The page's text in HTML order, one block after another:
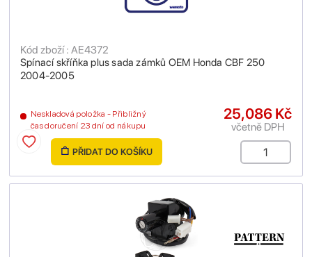
Spínací skříňka plus sada zámků OEM Honda CBF 250
2004-2005
Kód zboží : AE4372
Neskladová položka - Přibližný
čas doručení 23 dní od nákupu
25,086 Kč
včetně DPH
PŘIDAT DO KOŠÍKU